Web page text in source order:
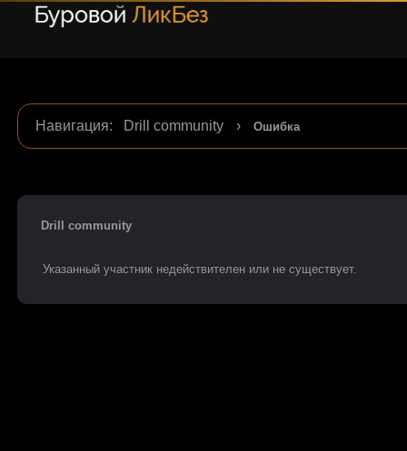
Навигация: Drill community › Ошибка
Drill community
Указанный участник недействителен или не существует.